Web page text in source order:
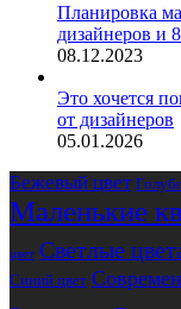
Планировка
дизайнеров и
08.12.2023
Это хочется
от дизайнеров
05.01.2026
Бежевый цвет
Маленькие
цвет Светлые
Синий цвет